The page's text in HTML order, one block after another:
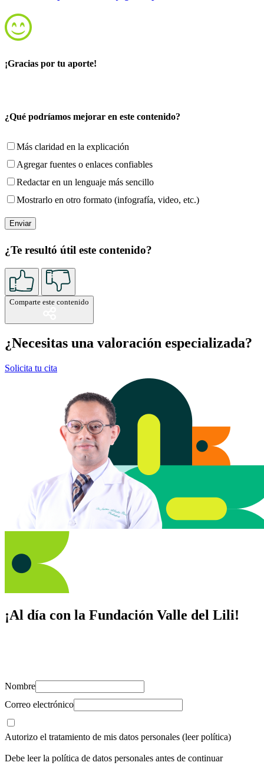
¡Gracias por tu aporte!
¿Qué podríamos mejorar en este contenido?
Más claridad en la explicación
Agregar fuentes o enlaces confiables
Redactar en un lenguaje más sencillo
Mostrarlo en otro formato (infografía, video, etc.)
¿Te resultó útil este contenido?
Comparte este contenido
¿Necesitas una valoración especializada?
Solicita tu cita
¡Al día con la Fundación Valle del Lili!
Nombre
Correo electrónico
Autorizo el tratamiento de mis datos personales (leer política)
Debe leer la política de datos personales antes de continuar